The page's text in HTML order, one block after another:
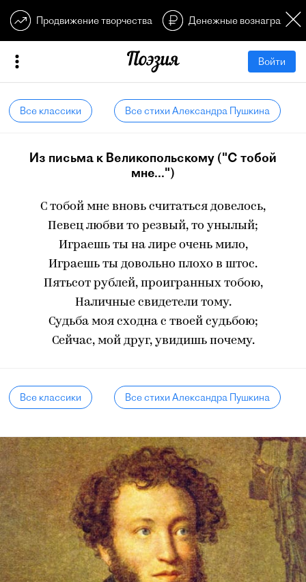
Продвижение творчества Денежные
Войти
Все классики Все стихи Александра Пушкина
Из письма к Великопольскому ("С тобой
мне...")
С тобой мне вновь считаться довелось,
Певец любви то резвый, то унылый;
Играешь ты на лире очень мило,
Играешь ты довольно плохо в штос.
Пятьсот рублей, проигранных тобою,
Наличные свидетели тому.
Судьба моя сходна с твоей судьбою;
Сейчас, мой друг, увидишь почему.
Все классики Все стихи Александра Пушкина